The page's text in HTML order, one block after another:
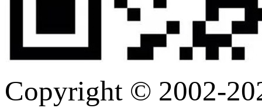
Copyright © 2002-